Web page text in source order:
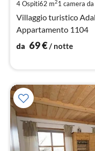
4 Ospiti62 m21 camera
Villaggio turistico
Appartamento 1104
da 69€/ notte